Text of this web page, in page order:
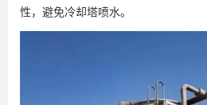
性，避免冷却塔喷水。